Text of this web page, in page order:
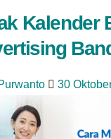
Kalender
30